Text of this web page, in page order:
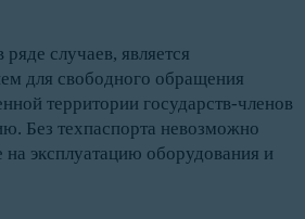
случаев, является
для свободного обращения
территории государств-членов
Без техпаспорта невозможно
эксплуатацию оборудования и